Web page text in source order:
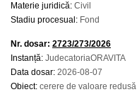
Materie juridică: Civil
Stadiu procesual: Fond
Nr. dosar: 2723/273/2026
Instanță: JudecatoriaORAVITA
Data dosar: 2026-08-07
Obiect: cerere de valoare redusă